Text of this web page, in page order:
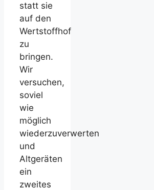
statt sie
auf den
Wertstoffhof
zu
bringen.
Wir
versuchen,
soviel
wie
möglich
wiederzuverwerten
und
Altgeräten
ein
zweites